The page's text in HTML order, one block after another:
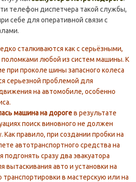
телефон диспетчера такой службы,
себе для оперативной связи с
сталкиваются как с серьёзными,
поломками любой из систем машины. К
при проколе шины запасного колеса
серьезной проблемой для
на автомобиле, особенно
машина на дорогев результате
поиск виновного не должен
Как правило, при создании пробки на
автотранспортного средства на
подгонять сразу два эвакуатора
вытаскивания авто и установки на
в мастерскую или на